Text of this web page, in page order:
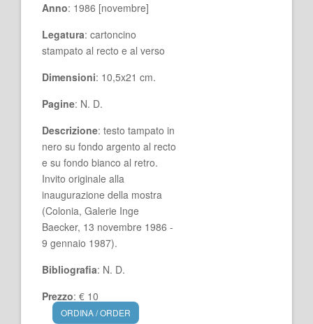
Anno: 1986 [novembre]
Legatura: cartoncino
stampato al recto e al verso
Dimensioni: 10,5x21 cm.
Pagine: N. D.
Descrizione: testo tampato in
nero su fondo argento al recto
e su fondo bianco al retro.
Invito originale alla
inaugurazione della mostra
(Colonia, Galerie Inge
Baecker, 13 novembre 1986 -
9 gennaio 1987).
Bibliografia: N. D.
Prezzo: € 10
ORDINA / ORDER